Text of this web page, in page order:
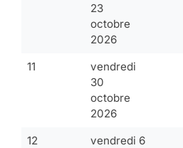
23
octobre
2026
11
vendredi
30
octobre
2026
12
vendredi 6